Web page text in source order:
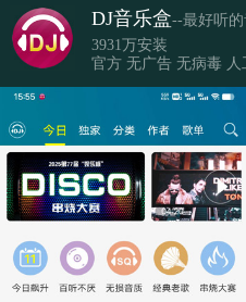
DJ音乐盒--最好听
3931万安装
官方 无广告 无病毒 人